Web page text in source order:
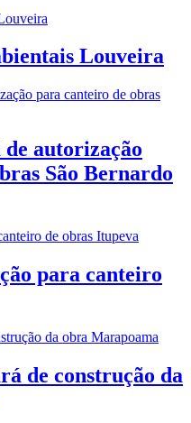
Louveira
autorização
São Bernardo
para canteiro
de construção da